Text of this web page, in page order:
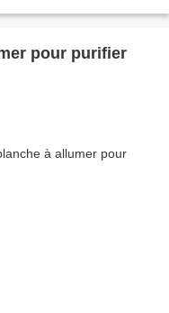
pour purifier